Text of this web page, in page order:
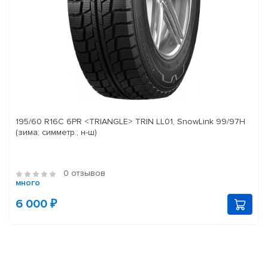
195/60 R16C 6PR <TRIANGLE> TRIN LL01, SnowLink 99/97H
(зима; симметр.; н-ш)
0 отзывов
много
6 000 ₽